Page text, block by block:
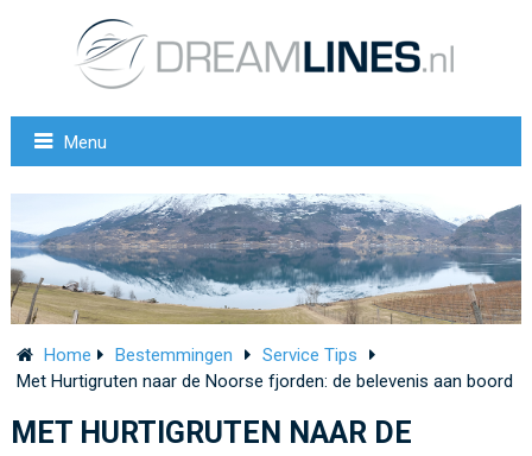
Menu
Home Bestemmingen
Service Tips
Met Hurtigruten naar de Noorse fjorden: de belevenis aan boord
MET HURTIGRUTEN NAAR DE